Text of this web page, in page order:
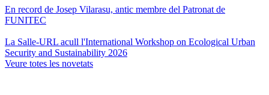
En record de Josep Vilarasu, antic membre del Patronat de
FUNITEC
La Salle-URL acull l'International Workshop on Ecological Urban
Security and Sustainability 2026
Veure totes les novetats